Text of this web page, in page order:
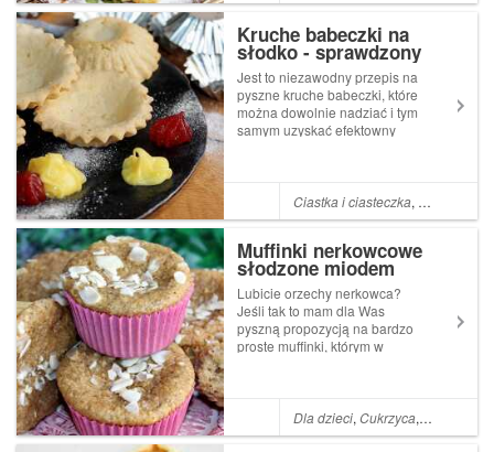
Kruche babeczki na
słodko - sprawdzony
przepis na spody,
korpusy
Jest to niezawodny przepis na
pyszne kruche babeczki, które
można dowolnie nadziać i tym
samym uzyskać efektowny
babeczkowe
korpusy.Polecam i zachęcam
komentarza...
Ciastka i ciasteczka, Dla dzieci
Muffinki nerkowcowe
słodzone miodem
Lubicie orzechy nerkowca?
Jeśli tak to mam dla Was
pyszną propozycją na bardzo
proste muffinki, którym w
problemu możecie
samodzielnie zmielić
Dla dzieci,Cukrzyca, Babki i